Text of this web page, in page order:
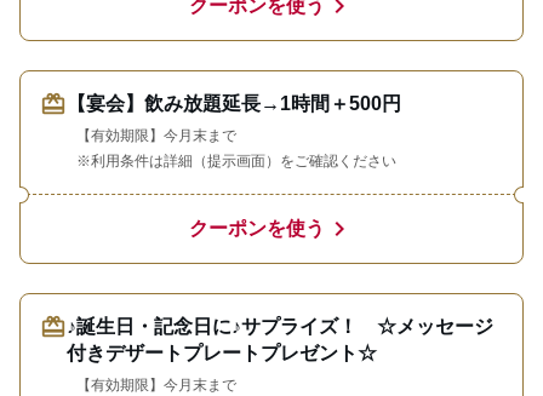
クーポンを使う chevron_right
redeem 【宴会】飲み放題延長→1時間＋500円
【有効期限】今月末まで
※利用条件は詳細（提示画面）をご確認ください
クーポンを使う chevron_right
redeem♪誕生日・記念日に♪サプライズ！ ☆メッセージ
付きデザートプレートプレゼント☆
【有効期限】今月末まで